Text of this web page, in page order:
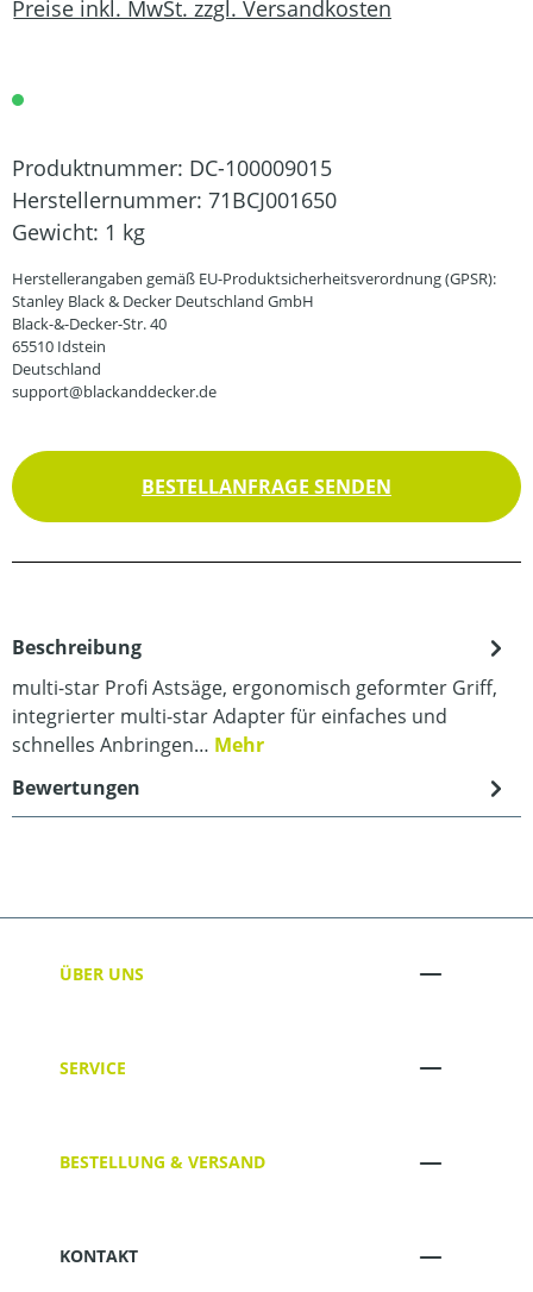
Preise inkl. MwSt. zzgl. Versandkosten
Produktnummer: DC-100009015
Herstellernummer: 71BCJ001650
Gewicht: 1 kg
Herstellerangaben gemäß EU-Produktsicherheitsverordnung (GPSR):
Stanley Black & Decker Deutschland GmbH
Black-&-Decker-Str. 40
65510 Idstein
Deutschland
support@blackanddecker.de
BESTELLANFRAGE SENDEN
Beschreibung
multi-star Profi Astsäge, ergonomisch geformter Griff,
integrierter multi-star Adapter für einfaches und
schnelles Anbringen… Mehr
Bewertungen
ÜBER UNS
SERVICE
BESTELLUNG & VERSAND
KONTAKT